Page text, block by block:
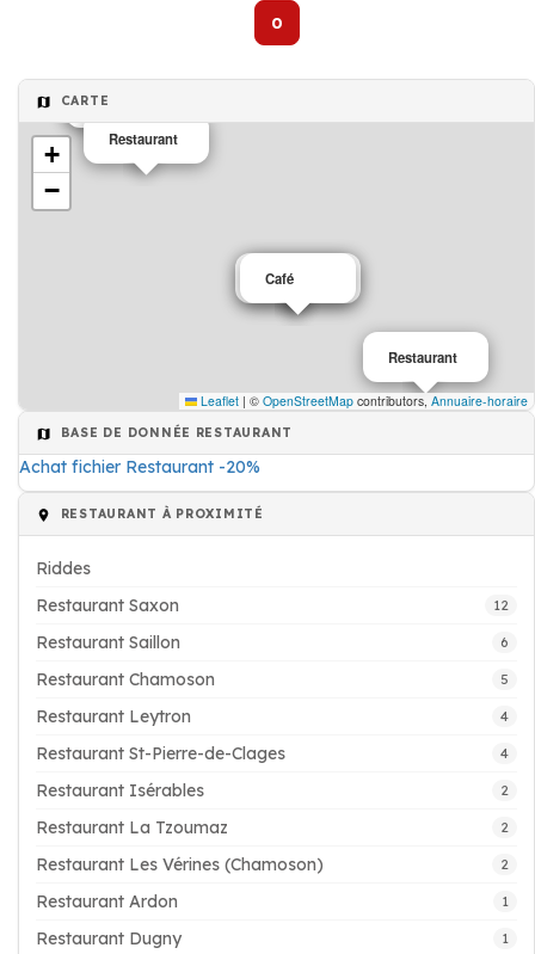
0
CARTERestaurant
Restaurant
Restaurant
Restaurant
Restaurant
Café
+
−
Leaflet | © OpenStreetMap contributors, Annuaire-horaire
BASE DE DONNÉE RESTAURANT
Achat fichier Restaurant -20%
RESTAURANT À PROXIMITÉ
Riddes
Restaurant Saxon
12
Restaurant Saillon 6
Restaurant Chamoson 5
Restaurant Leytron 4
Restaurant St-Pierre-de-Clages 4
Restaurant Isérables 2
Restaurant La Tzoumaz 2
Restaurant Les Vérines (Chamoson) 2
Restaurant Ardon 1
Restaurant Dugny 1